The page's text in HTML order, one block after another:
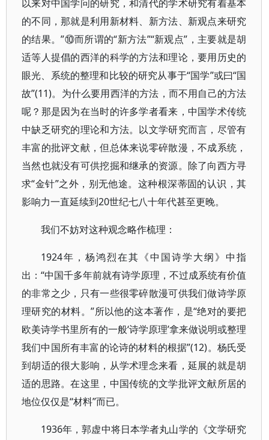
以来对中国学问的研究，和清代的学术研究有着基本
的不同，那就是利用新材料、新方法、新观点来研究
的结果。”⑩而所谓的“新方法”“新观点”，主要就是胡
适等人提倡的西洋的科学的方法和理论，要用历史的
眼光、系统的整理和比较的研究从事于“国学”或曰“国
故”(11)。为什么要用西洋的方法，而不用自己的方法
呢？那是因为在当时的许多学者看来，中国学术传统
中缺乏研究的理论和方法。以文学研究而言，尽管有
丰富的批评文献，但总体来说零碎散漫，不成系统，
当然也就没有可供挖掘和继承的资源。除了向西方寻
求“金针”之外，别无他途。这种根深蒂固的认识，其
影响力一直延续到20世纪七八十年代甚至更晚。
我们不妨对这种观念略作梳理：
1924年，杨鸿烈在其《中国诗学大纲》中指
出：“中国千多年前就有诗学原理，不过成系统有价值
的非常之少，只有一些很零碎散漫可供我们做诗学原
理研究的材料。”所以他的这本著作，是“绝对的要把
欧美诗学书里所有的一般‘诗学原理’拿来做说明或整理
我们中国所有丰富的论诗的材料的根据”(12)。杨氏受
到胡适的很大影响，从学术理念来看，延展的就是胡
适的思路。在这里，中国传统的文学批评文献所居的
地位仅仅是“材料”而已。
1936年，郭虚中将日本学者丸山学的《文学研究